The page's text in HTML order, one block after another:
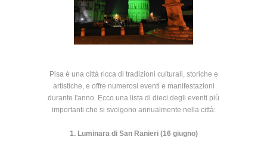
Pisa è una città ricca di tradizioni culturali, storiche e
artistiche, e offre numerosi eventi e manifestazioni
durante l'anno. Ecco una lista di dieci degli eventi più
importanti che si svolgono annualmente nella città:
1. Luminara di San Ranieri (16 giugno)